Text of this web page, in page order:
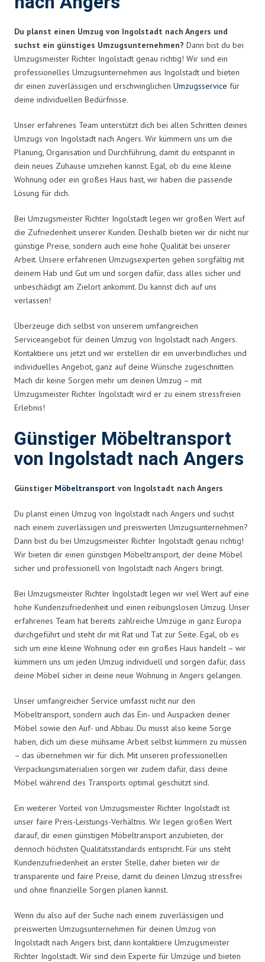
Du planst einen Umzug von Ingolstadt nach Angers und
suchst ein günstiges Umzugsunternehmen? Dann bist du bei
Umzugsmeister Richter Ingolstadt genau richtig! Wir sind ein
professionelles Umzugsunternehmen aus Ingolstadt und bieten
dir einen zuverlässigen und erschwinglichen Umzugsservice für
deine individuellen Bedürfnisse.
Unser erfahrenes Team unterstützt dich bei allen Schritten deines
Umzugs von Ingolstadt nach Angers. Wir kümmern uns um die
Planung, Organisation und Durchführung, damit du entspannt in
dein neues Zuhause umziehen kannst. Egal, ob du eine kleine
Wohnung oder ein großes Haus hast, wir haben die passende
Lösung für dich.
Bei Umzugsmeister Richter Ingolstadt legen wir großen Wert auf
die Zufriedenheit unserer Kunden. Deshalb bieten wir dir nicht nur
günstige Preise, sondern auch eine hohe Qualität bei unserer
Arbeit. Unsere erfahrenen Umzugsexperten gehen sorgfältig mit
deinem Hab und Gut um und sorgen dafür, dass alles sicher und
unbeschädigt am Zielort ankommt. Du kannst dich auf uns
verlassen!
Überzeuge dich selbst von unserem umfangreichen
Serviceangebot für deinen Umzug von Ingolstadt nach Angers.
Kontaktiere uns jetzt und wir erstellen dir ein unverbindliches und
individuelles Angebot, ganz auf deine Wünsche zugeschnitten.
Mach dir keine Sorgen mehr um deinen Umzug – mit
Umzugsmeister Richter Ingolstadt wird er zu einem stressfreien
Erlebnis!
Günstiger Möbeltransport
von Ingolstadt nach Angers
Günstiger Möbeltransport von Ingolstadt nach Angers
Du planst einen Umzug von Ingolstadt nach Angers und suchst
nach einem zuverlässigen und preiswerten Umzugsunternehmen?
Dann bist du bei Umzugsmeister Richter Ingolstadt genau richtig!
Wir bieten dir einen günstigen Möbeltransport, der deine Möbel
sicher und professionell von Ingolstadt nach Angers bringt.
Bei Umzugsmeister Richter Ingolstadt legen wir viel Wert auf eine
hohe Kundenzufriedenheit und einen reibungslosen Umzug. Unser
erfahrenes Team hat bereits zahlreiche Umzüge in ganz Europa
durchgeführt und steht dir mit Rat und Tat zur Seite. Egal, ob es
sich um eine kleine Wohnung oder ein großes Haus handelt – wir
kümmern uns um jeden Umzug individuell und sorgen dafür, dass
deine Möbel sicher in deine neue Wohnung in Angers gelangen.
Unser umfangreicher Service umfasst nicht nur den
Möbeltransport, sondern auch das Ein- und Auspacken deiner
Möbel sowie den Auf- und Abbau. Du musst also keine Sorge
haben, dich um diese mühsame Arbeit selbst kümmern zu müssen
– das übernehmen wir für dich. Mit unseren professionellen
Verpackungsmaterialien sorgen wir zudem dafür, dass deine
Möbel während des Transports optimal geschützt sind.
Ein weiterer Vorteil von Umzugsmeister Richter Ingolstadt ist
unser faire Preis-Leistungs-Verhältnis. Wir legen großen Wert
darauf, dir einen günstigen Möbeltransport anzubieten, der
dennoch höchsten Qualitätsstandards entspricht. Für uns steht
Kundenzufriedenheit an erster Stelle, daher bieten wir dir
transparente und faire Preise, damit du deinen Umzug stressfrei
und ohne finanzielle Sorgen planen kannst.
Wenn du also auf der Suche nach einem zuverlässigen und
preiswerten Umzugsunternehmen für deinen Umzug von
Ingolstadt nach Angers bist, dann kontaktiere Umzugsmeister
Richter Ingolstadt. Wir sind dein Experte für Umzüge und bieten